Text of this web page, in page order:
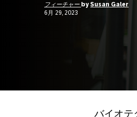
フィーチャー by Susan Galer
6月 29, 2023
バイオテ